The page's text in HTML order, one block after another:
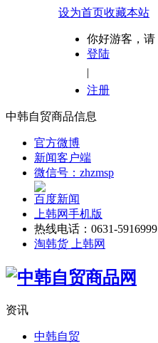
设为首页收藏本站
你好游客，请
登陆
|
注册
中韩自贸商品信息
官方微博
新闻客户端
微信号：zhzmsp
百度新闻
上韩网手机版
热线电话：0631-5916999
淘韩货 上韩网
资讯
中韩自贸